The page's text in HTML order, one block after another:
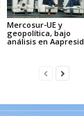
Mercosur-UE y
geopolítica, bajo
análisis en Aapresid